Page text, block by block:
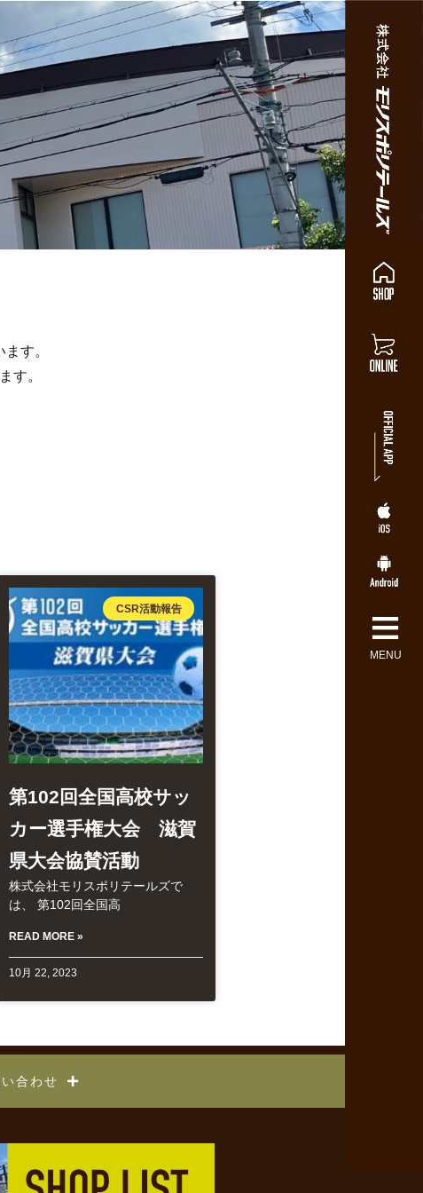
≡
MENU
す。
す。
CSR活動報告
第102回全国高校サッ
カー選手権大会 滋賀
県大会協賛活動
株式会社モリスポリテールズで
は、 第102回全国高
READ MORE »
10月 22, 2023
合わせ